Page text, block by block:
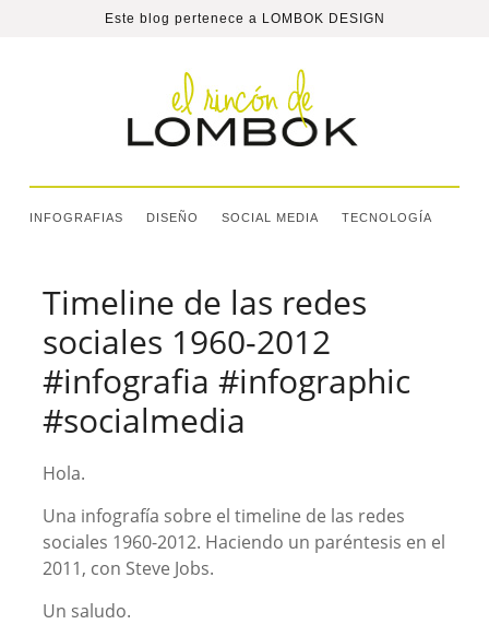
Este blog pertenece a LOMBOK DESIGN
INFOGRAFIAS DISEÑO SOCIAL MEDIA TECNOLOGÍA
Timeline de las redes
sociales 1960-2012
#infografia #infographic
#socialmedia
Hola.
Una infografía sobre el timeline de las redes
sociales 1960-2012. Haciendo un paréntesis en el
2011, con Steve Jobs.
Un saludo.